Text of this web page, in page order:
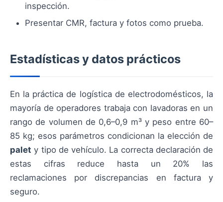
inspección.
Presentar CMR, factura y fotos como prueba.
Estadísticas y datos prácticos
En la práctica de logística de electrodomésticos, la
mayoría de operadores trabaja con lavadoras en un
rango de volumen de 0,6–0,9 m³ y peso entre 60–
85 kg; esos parámetros condicionan la elección de
palet y tipo de vehículo. La correcta declaración de
estas cifras reduce hasta un 20% las
reclamaciones por discrepancias en factura y
seguro.